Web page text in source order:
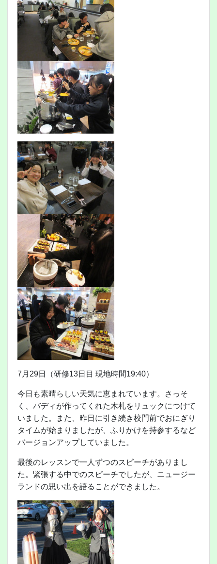
7月29日（研修13日目 現地時間19:40）
今日も素晴らしい天気に恵まれています。さっそ
く、バディが作ってくれた木札をリュックにつけて
いました。また、昨日に引き続き校門前でおにぎり
タイムが始まりましたが、ふりかけを持参するなど
バージョンアップしていました。
最後のレッスンで一人ずつのスピーチがありまし
た。緊張する中でのスピーチでしたが、ニュージー
ランドの思い出を語ることができました。